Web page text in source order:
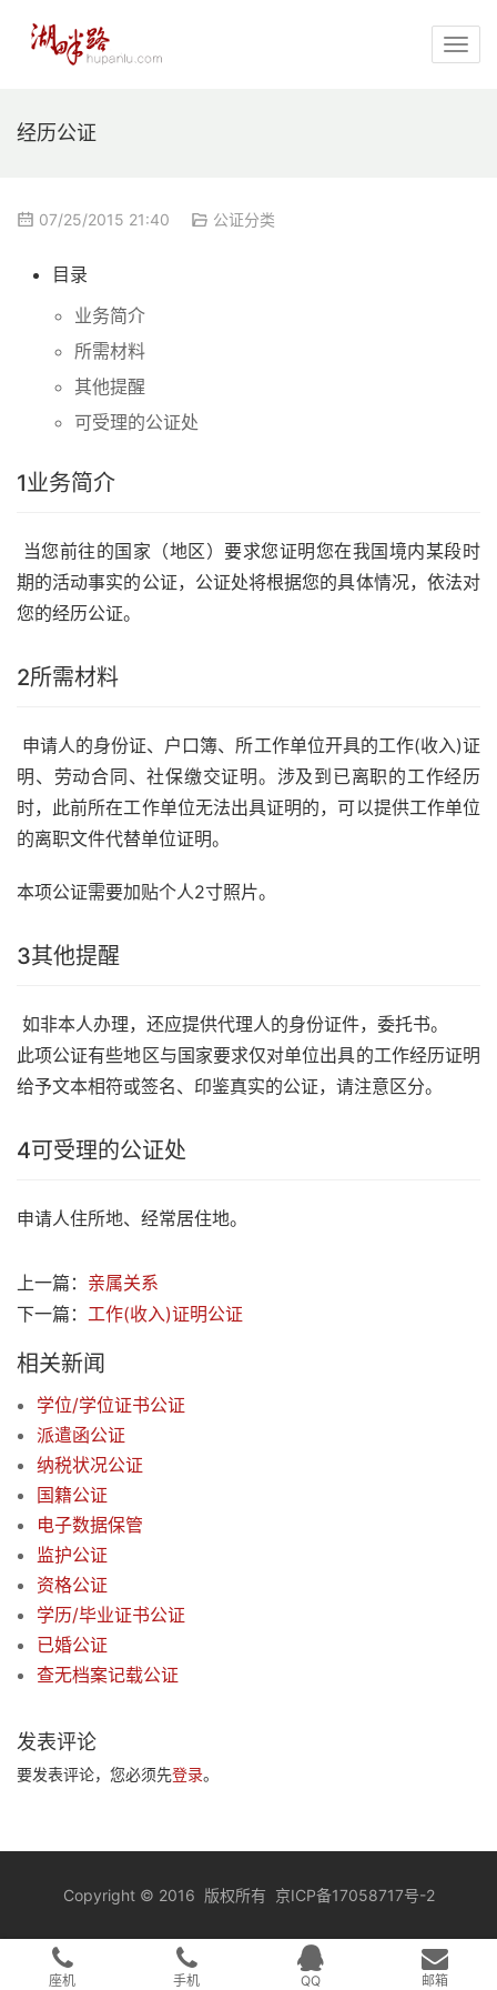
经历公证
07/25/2015 21:40 公证分类
目录
业务简介
所需材料
其他提醒
可受理的公证处
1业务简介
当您前往的国家（地区）要求您证明您在我国境内某段时
期的活动事实的公证，公证处将根据您的具体情况，依法对
您的经历公证。
2所需材料
申请人的身份证、户口簿、所工作单位开具的工作(收入)证
明、劳动合同、社保缴交证明。涉及到已离职的工作经历
时，此前所在工作单位无法出具证明的，可以提供工作单位
的离职文件代替单位证明。
本项公证需要加贴个人2寸照片。
3其他提醒
如非本人办理，还应提供代理人的身份证件，委托书。
此项公证有些地区与国家要求仅对单位出具的工作经历证明
给予文本相符或签名、印鉴真实的公证，请注意区分。
4可受理的公证处
申请人住所地、经常居住地。
上一篇： 亲属关系
下一篇： 工作(收入)证明公证
相关新闻
学位/学位证书公证
派遣函公证
纳税状况公证
国籍公证
电子数据保管
监护公证
资格公证
学历/毕业证书公证
已婚公证
查无档案记载公证
发表评论
要发表评论，您必须先登录。
Copyright © 2016 版权所有 京ICP备17058717号-2
座机 手机 QQ 邮箱